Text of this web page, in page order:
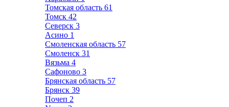
Томская область 61
Томск 42
Северск 3
Асино 1
Смоленская область 57
Смоленск 31
Вязьма 4
Сафоново 3
Брянская область 57
Брянск 39
Почеп 2